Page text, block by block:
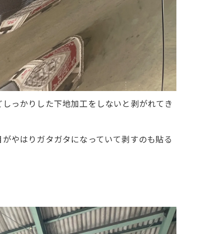
っかりした下地加工をしないと剥がれてき
やはりガタガタになっていて剥すのも貼る